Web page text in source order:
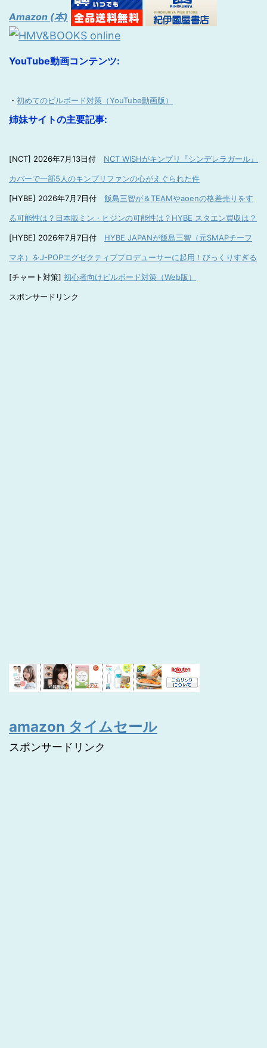
Amazon (本)
YouTube動画コンテンツ:
・ 初めてのビルボード対策（YouTube動画版）
姉妹サイトの主要記事:
[NCT] 2026年7月13日付 NCT WISHがキンプリ『シンデレラガール』
カバーで一部5人のキンプリファンの心がえぐられた件
[HYBE] 2026年7月7日付 飯島三智が＆TEAMやaoenの格差売りをす
る可能性は？日本版ミン・ヒジンの可能性は？HYBE スタエン買収は？
[HYBE] 2026年7月7日付 HYBE JAPANが飯島三智（元SMAPチーフ
マネ）をJ-POPエグゼクティブプロデューサーに起用！びっくりすぎる
[チャート対策] 初心者向けビルボード対策（Web版）
スポンサードリンク
amazon タイムセール
スポンサードリンク